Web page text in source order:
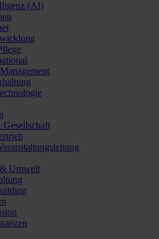
(AI)
Umwelt